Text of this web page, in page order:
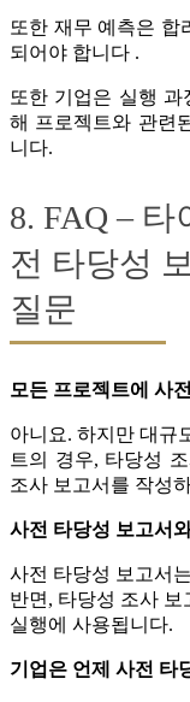
또한 재무 예측은 합
되어야 합니다 .
또한 기업은 실행 과
해 프로젝트와 관련
니다.
8. FAQ –
전 타당성
질문
모든 프로젝트에 사
아니요. 하지만 대규
트의 경우, 타당성
조사 보고서를 작성
사전 타당성 보고서
사전 타당성 보고서
반면, 타당성 조사
실행에 사용됩니다.
기업은 언제 사전 타